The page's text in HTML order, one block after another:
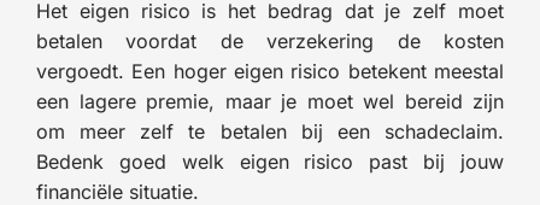
Het eigen risico is het bedrag dat je zelf moet
betalen voordat de verzekering de kosten
vergoedt. Een hoger eigen risico betekent meestal
een lagere premie, maar je moet wel bereid zijn
om meer zelf te betalen bij een schadeclaim.
Bedenk goed welk eigen risico past bij jouw
financiële situatie.